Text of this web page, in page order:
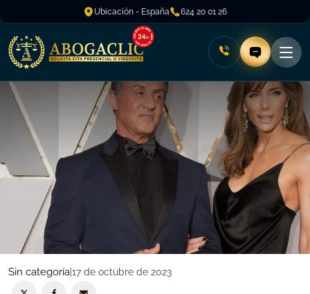
Ubicación - España 624 20 01 26
Sin categoría17 de octubre de 2023